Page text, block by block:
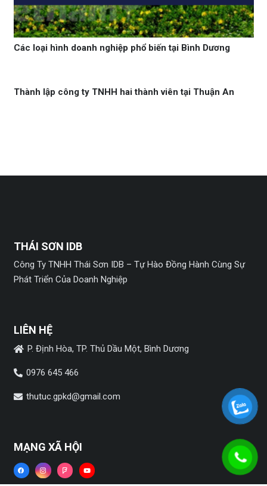
Các loại hình doanh nghiệp phổ biến tại Bình Dương
Thành lập công ty TNHH hai thành viên tại Thuận An
THÁI SƠN IDB
Công Ty TNHH Thái Sơn IDB – Tự Hào Đồng Hành Cùng Sự
Phát Triển Của Doanh Nghiệp
LIÊN HỆ
P. Định Hòa, TP. Thủ Dầu Một, Bình Dương
0976 645 466
thutuc.gpkd@gmail.com
MẠNG XÃ HỘI